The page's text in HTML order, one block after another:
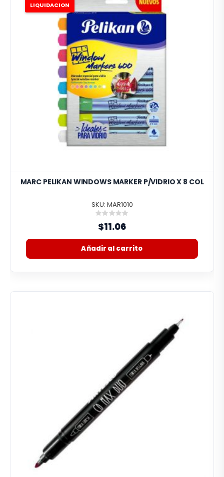
LIQUIDACION
MARC PELIKAN WINDOWS MARKER P/VIDRIO X 8 COL
SKU: MAR1010
Rating:
0%
$11.06
Añadir al carrito